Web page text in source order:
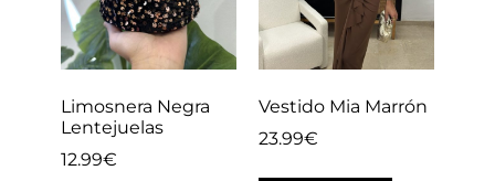
Limosnera Negra
Lentejuelas
12.99€
Vestido Mia Marrón
23.99€